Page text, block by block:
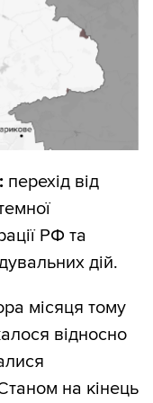
наскільки
в якийсь
ціною для
у дрібних
ви
дій
перехід від
РФ та
дій.
місяця тому
відносно
на кінець